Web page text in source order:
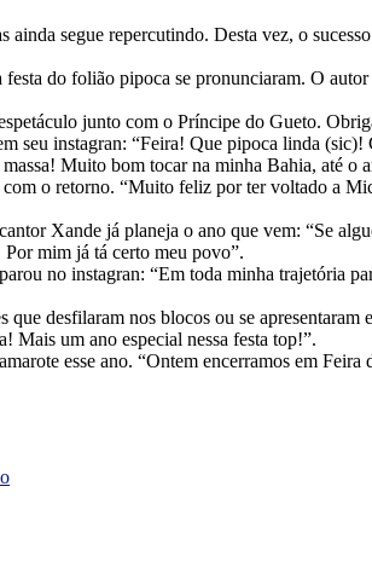
segue repercutindo. Desta vez, o
do folião pipoca se pronunciaram. O
junto com o Príncipe do Gueto.
seu instagran: “Feira! Que pipoca linda
Muito bom tocar na minha Bahia, até o
o retorno. “Muito feliz por ter voltado a
Xande já planeja o ano que vem: “Se
mim já tá certo meu povo”.
no instagran: “Em toda minha trajetória
desfilaram nos blocos ou se
Mais um ano especial nessa festa top!”.
esse ano. “Ontem encerramos em